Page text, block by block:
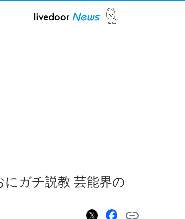
ガチ説教 芸能界の